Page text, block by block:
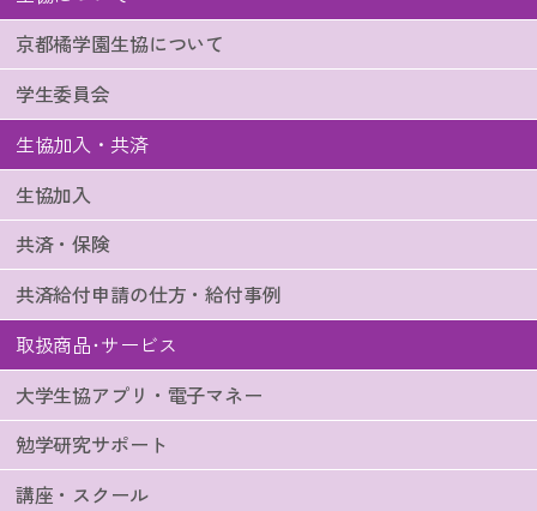
京都橘学園生協について
学生委員会
生協加入・共済
生協加入
共済・保険
共済給付申請の仕方・給付事例
取扱商品･サービス
大学生協アプリ・電子マネー
勉学研究サポート
講座・スクール